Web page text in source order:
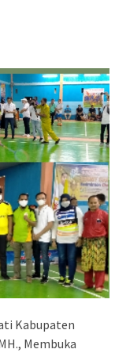
Kabupaten
Membuka